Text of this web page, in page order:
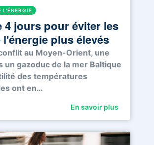
L'ÉNERGIE
4 jours pour éviter les
plus élevés
au Moyen-Orient, une
un gazoduc de la mer Baltique
des températures
ont en…
En savoir plus